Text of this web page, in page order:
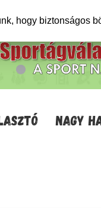
NAGY
hogy biztonságos